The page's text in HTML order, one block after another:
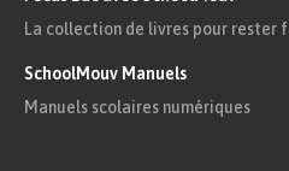
La collection de livres pour rester
SchoolMouv Manuels
Manuels scolaires numériques